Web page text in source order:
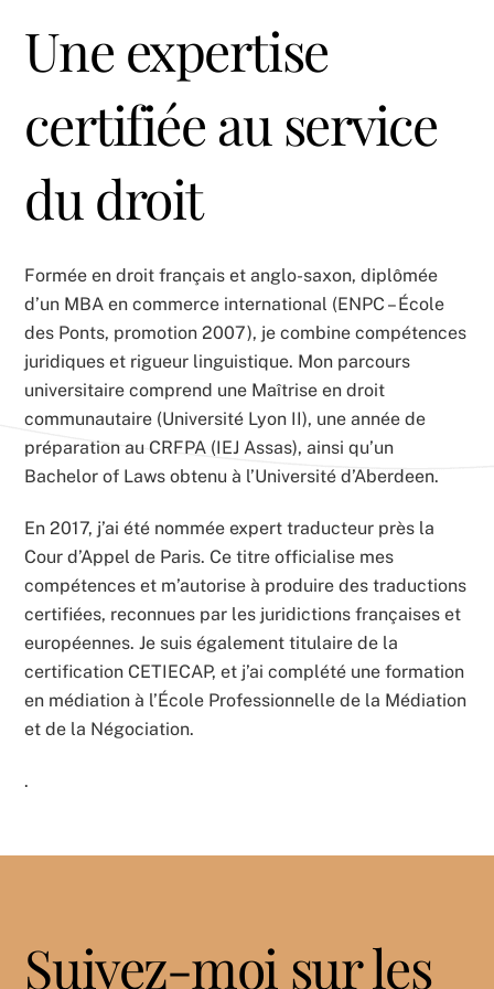
Une expertise
certifiée au service
du droit
Formée en droit français et anglo-saxon, diplômée
d’un MBA en commerce international (ENPC – École
des Ponts, promotion 2007), je combine compétences
juridiques et rigueur linguistique. Mon parcours
universitaire comprend une Maîtrise en droit
communautaire (Université Lyon II), une année de
préparation au CRFPA (IEJ Assas), ainsi qu’un
Bachelor of Laws obtenu à l’Université d’Aberdeen.
En 2017, j’ai été nommée expert traducteur près la
Cour d’Appel de Paris. Ce titre officialise mes
compétences et m’autorise à produire des traductions
certifiées, reconnues par les juridictions françaises et
européennes. Je suis également titulaire de la
certification CETIECAP, et j’ai complété une formation
en médiation à l’École Professionnelle de la Médiation
et de la Négociation.
.
Suivez-moi sur les